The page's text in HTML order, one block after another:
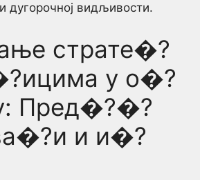
дугорочној видљивости.
страте�?
у о�?
Пред�?�?
и и�?